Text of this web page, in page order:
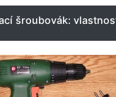
šroubovák: